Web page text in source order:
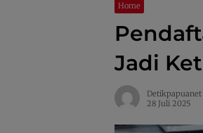
Home
Jadi
Detikpapuanet
28 Juli 2025